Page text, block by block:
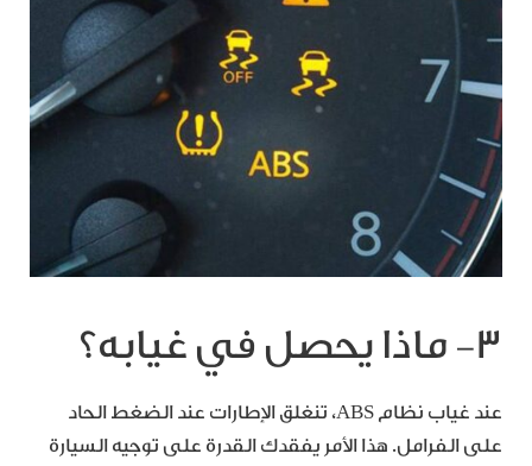
٣- ماذا يحصل في غيابه؟
عند غياب نظام ABS، تنغلق الإطارات عند الضغط الحاد
على الفرامل. هذا الأمر يفقدك القدرة على توجيه السيارة